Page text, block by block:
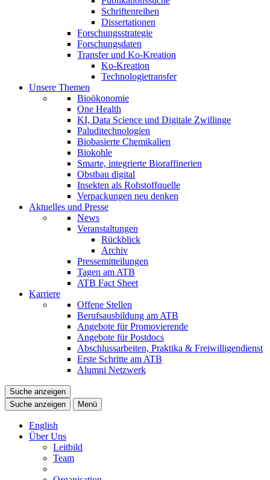
Schriftenreihen
Dissertationen
Forschungsstrategie
Forschungsdaten
Transfer und Ko-Kreation
Ko-Kreation
Technologietransfer
Unsere Themen
Bioökonomie
One Health
KI, Data Science und Digitale Zwillinge
Paluditechnologien
Biobasierte Chemikalien
Biokohle
Smarte, integrierte Bioraffinerien
Obstbau digital
Insekten als Rohstoffquelle
Verpackungen neu denken
Aktuelles und Presse
News
Veranstaltungen
Rückblick
Archiv
Pressemitteilungen
Tagen am ATB
ATB Fact Sheet
Karriere
Offene Stellen
Berufsausbildung am ATB
Angebote für Promovierende
Angebote für Postdocs
Abschlussarbeiten, Praktika & Freiwilligendienst
Erste Schritte am ATB
Alumni Netzwerk
Suche anzeigen
Suche anzeigen
Menü
English
Über Uns
Leitbild
Team